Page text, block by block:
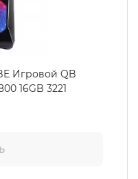
Игровой QB
16GB 3221